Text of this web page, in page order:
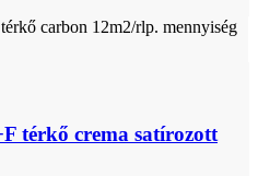
carbon 12m2/rlp. mennyiség
térkő crema satírozott